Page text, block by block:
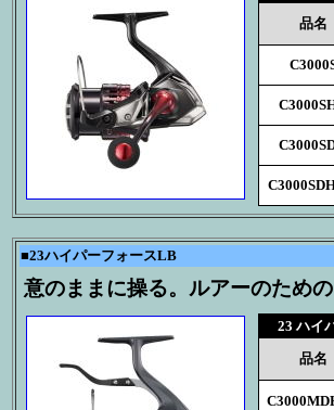
品名
■23ハイパーフォースLB
意のままに操る。ルアーのため
23 ハイ
品名